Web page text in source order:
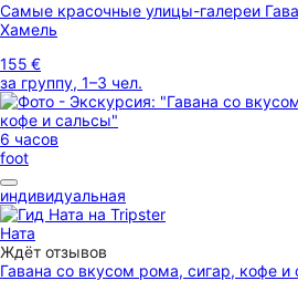
Самые красочные улицы-галереи
Хамель
155 €
за группу, 1–3 чел.
6 часов
foot
индивидуальная
Ната
Ждёт отзывов
Гавана со вкусом рома, сигар, кофе и